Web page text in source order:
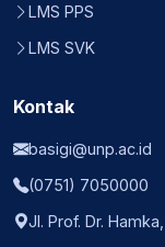
LMS PPS
LMS SVK
Kontak
basigi@unp.ac.id
(0751) 7050000
Jl. Prof. Dr.